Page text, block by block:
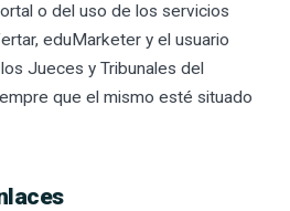
o del uso de los servicios
eduMarketer y el usuario
Jueces y Tribunales del
que el mismo esté situado